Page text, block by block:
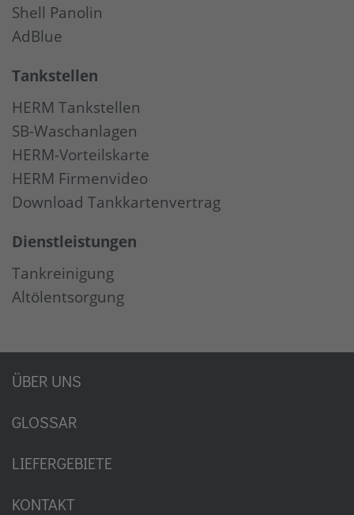
Shell Panolin
AdBlue
Tankstellen
HERM Tankstellen
SB-Waschanlagen
HERM-Vorteilskarte
HERM Firmenvideo
Download Tankkartenvertrag
Dienstleistungen
Tankreinigung
Altölentsorgung
ÜBER UNS
GLOSSAR
LIEFERGEBIETE
KONTAKT